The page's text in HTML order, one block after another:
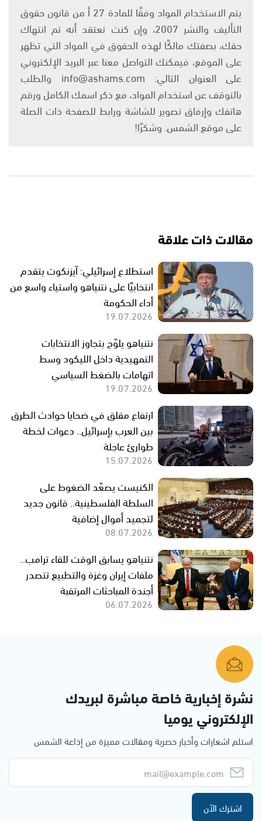
يتم الاستخدام المواد وفقًا للمادة 27 أ من قانون حقوق
التأليف والنشر 2007، وإن كنت تعتقد أنه تم انتهاك
حقك، بصفتك مالكًا لهذه الحقوق في المواد التي تظهر
على الموقع، فيمكنك التواصل معنا عبر البريد الإلكتروني
على العنوان التالي: info@ashams.com والطلب
بالتوقف عن استخدام المواد، مع ذكر اسمك الكامل ورقم
هاتفك وإرفاق تصوير للشاشة ورابط للصفحة ذات الصلة
على موقع الشمس. وشكرًا!
مقالات ذات علاقة
استطلاع إسرائيلي: آيزنكوت يتقدم
انتخابيًا على نتنياهو واستياء واسع من
أداء الحكومة
19.07.2026
نتنياهو يلوّح بتجاوز الانتخابات
التمهيدية داخل الليكود وسط
اتهامات بالضغط السياسي
19.07.2026
ارتفاع مقلق في ضحايا حوادث الطرق
بين العرب بإسرائيل.. دعوات لخطة
طوارئ عاجلة
15.07.2026
الكنيست يصعّد الضغوط على
السلطة الفلسطينية.. قانون جديد
لتجميد أموال إضافية
08.07.2026
نتنياهو يسابق الوقت للقاء ترامب..
ملفات إيران وغزة والتطبيع تتصدر
أجندة المباحثات المرتقبة
06.07.2026
نشرة إخبارية خاصة مباشرة لبريدك
الإلكتروني يوميا
استلم اشعارات وأخبار حصرية ومقالات مميزة من إذاعة الشمس
اشترك الآن